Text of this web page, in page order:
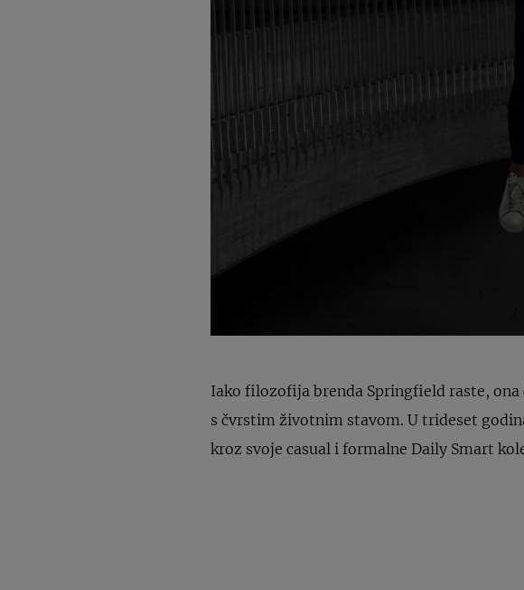
Iako filozofija brenda Springfield raste,
s čvrstim životnim stavom. U trideset
kroz svoje casual i formalne Daily Smart